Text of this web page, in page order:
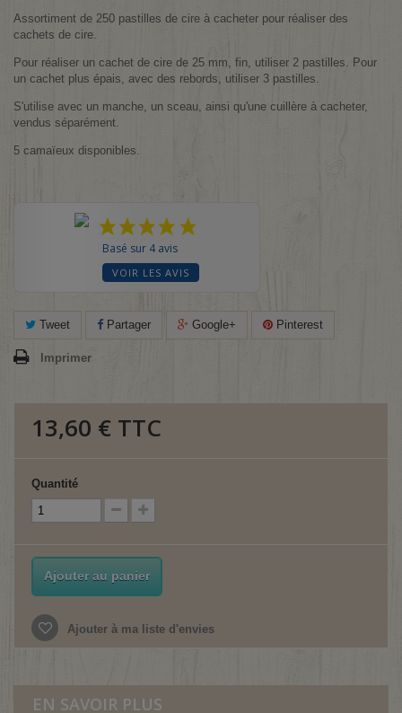
Assortiment de 250 pastilles de cire à cacheter pour réaliser des
cachets de cire.
Pour réaliser un cachet de cire de 25 mm, fin, utiliser 2 pastilles. Pour
un cachet plus épais, avec des rebords, utiliser 3 pastilles.
S'utilise avec un manche, un sceau, ainsi qu'une cuillère à cacheter,
vendus séparément.
5 camaïeux disponibles.
Basé sur 4 avis
VOIR LES AVIS
Tweet Partager Google+ Pinterest
Imprimer
13,60 € TTC
Quantité
Ajouter au panier
Ajouter à ma liste d'envies
EN SAVOIR PLUS